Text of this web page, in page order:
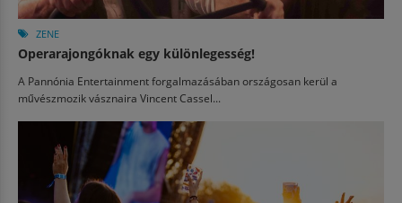
ZENE
Operarajongóknak egy különlegesség!
A Pannónia Entertainment forgalmazásában országosan kerül a
művészmozik vásznaira Vincent Cassel...